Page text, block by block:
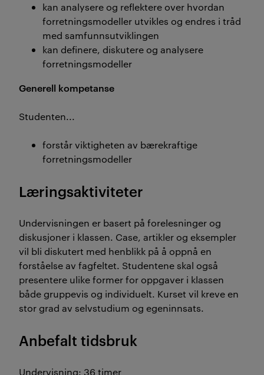
kan analysere og reflektere over hvordan
forretningsmodeller utvikles og endres i tråd
med samfunnsutviklingen
kan definere, diskutere og analysere
forretningsmodeller
Generell kompetanse
Studenten...
forstår viktigheten av bærekraftige
forretningsmodeller
Læringsaktiviteter
Undervisningen er basert på forelesninger og
diskusjoner i klassen. Case, artikler og eksempler
vil bli diskutert med henblikk på å oppnå en
forståelse av fagfeltet. Studentene skal også
presentere ulike former for oppgaver i klassen
både gruppevis og individuelt. Kurset vil kreve en
stor grad av selvstudium og egeninnsats.
Anbefalt tidsbruk
Undervisning: 36 timer